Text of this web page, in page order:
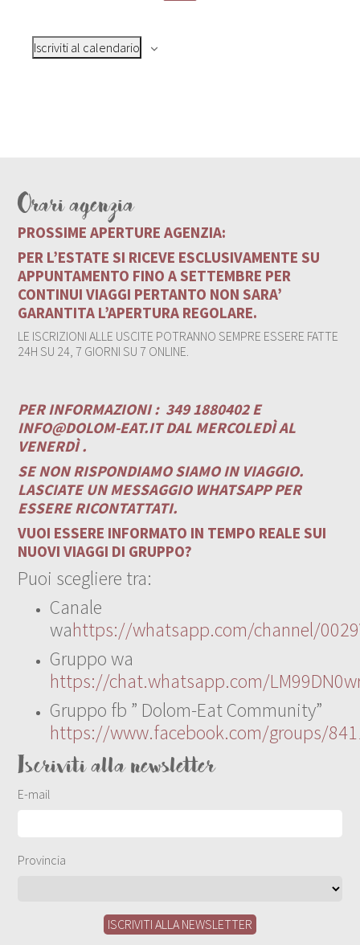
Iscriviti al calendario
Orari agenzia
PROSSIME APERTURE AGENZIA:
PER L’ESTATE SI RICEVE ESCLUSIVAMENTE SU
APPUNTAMENTO FINO A SETTEMBRE PER
CONTINUI VIAGGI PERTANTO NON SARA’
GARANTITA L’APERTURA REGOLARE.
LE ISCRIZIONI ALLE USCITE POTRANNO SEMPRE ESSERE FATTE
24H SU 24, 7 GIORNI SU 7 ONLINE.
PER INFORMAZIONI : 349 1880402 E
INFO@DOLOM-EAT.ITDAL MERCOLEDÌ AL
VENERDÌ .
SE NON RISPONDIAMO SIAMO IN VIAGGIO.
LASCIATE UN MESSAGGIO WHATSAPP PER
ESSERE RICONTATTATI.
VUOI ESSERE INFORMATO IN TEMPO REALE SUI
NUOVI VIAGGI DI GRUPPO?
Puoi scegliere tra:
Canale
wahttps://whatsapp.com/channel/
Gruppo wa
https://chat.whatsapp.com/
Gruppo fb ” Dolom-Eat Community”
https://www.facebook.com/groups/
Iscriviti alla newsletter
E-mail
Provincia